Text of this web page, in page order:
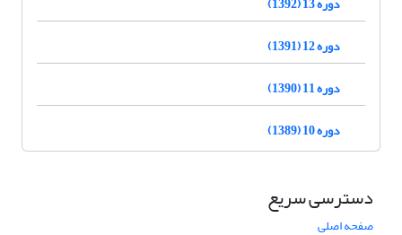
دوره 12 (1391)
دوره 11 (1390)
دوره 10 (1389)
دسترسی سریع
صفحه اصلی